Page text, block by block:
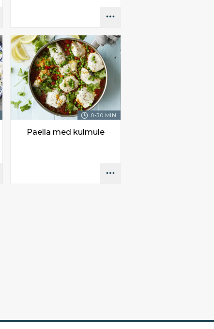
0-30 MIN.
Paella med kulmule